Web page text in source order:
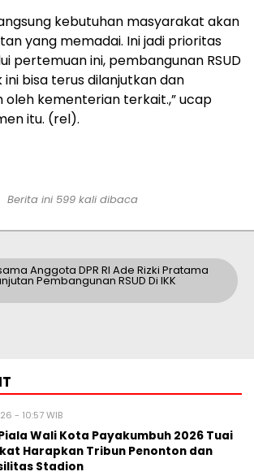
kebutuhan masyarakat akan
yang memadai. Ini jadi prioritas
pertemuan ini, pembangunan RSUD
ini bisa terus dilanjutkan dan
oleh kementerian terkait.,” ucap
itu. (rel).
Berita ini 599 kali dibaca
Anggota DPR RI Ade Rizki Pratama
Pembangunan RSUD Di IKK
- 10:57 WIB
Wali Kota Payakumbuh 2026 Tuai
Harapkan Tribun Penonton dan
Stadion